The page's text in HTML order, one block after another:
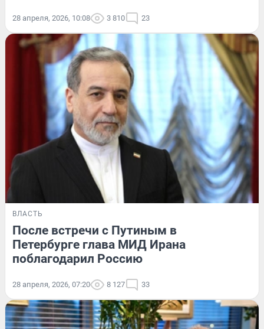
28 апреля, 2026, 10:08 3 810 23
ВЛАСТЬ
После встречи с Путиным в
Петербурге глава МИД Ирана
поблагодарил Россию
28 апреля, 2026, 07:20 8 127 33